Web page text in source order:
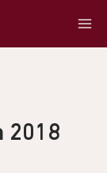
2018